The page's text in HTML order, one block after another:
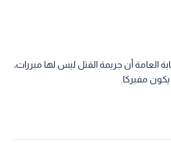
العامة أن جريمة القتل ليس لها مبررات،
مفبركا.